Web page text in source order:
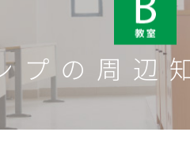
プの周辺